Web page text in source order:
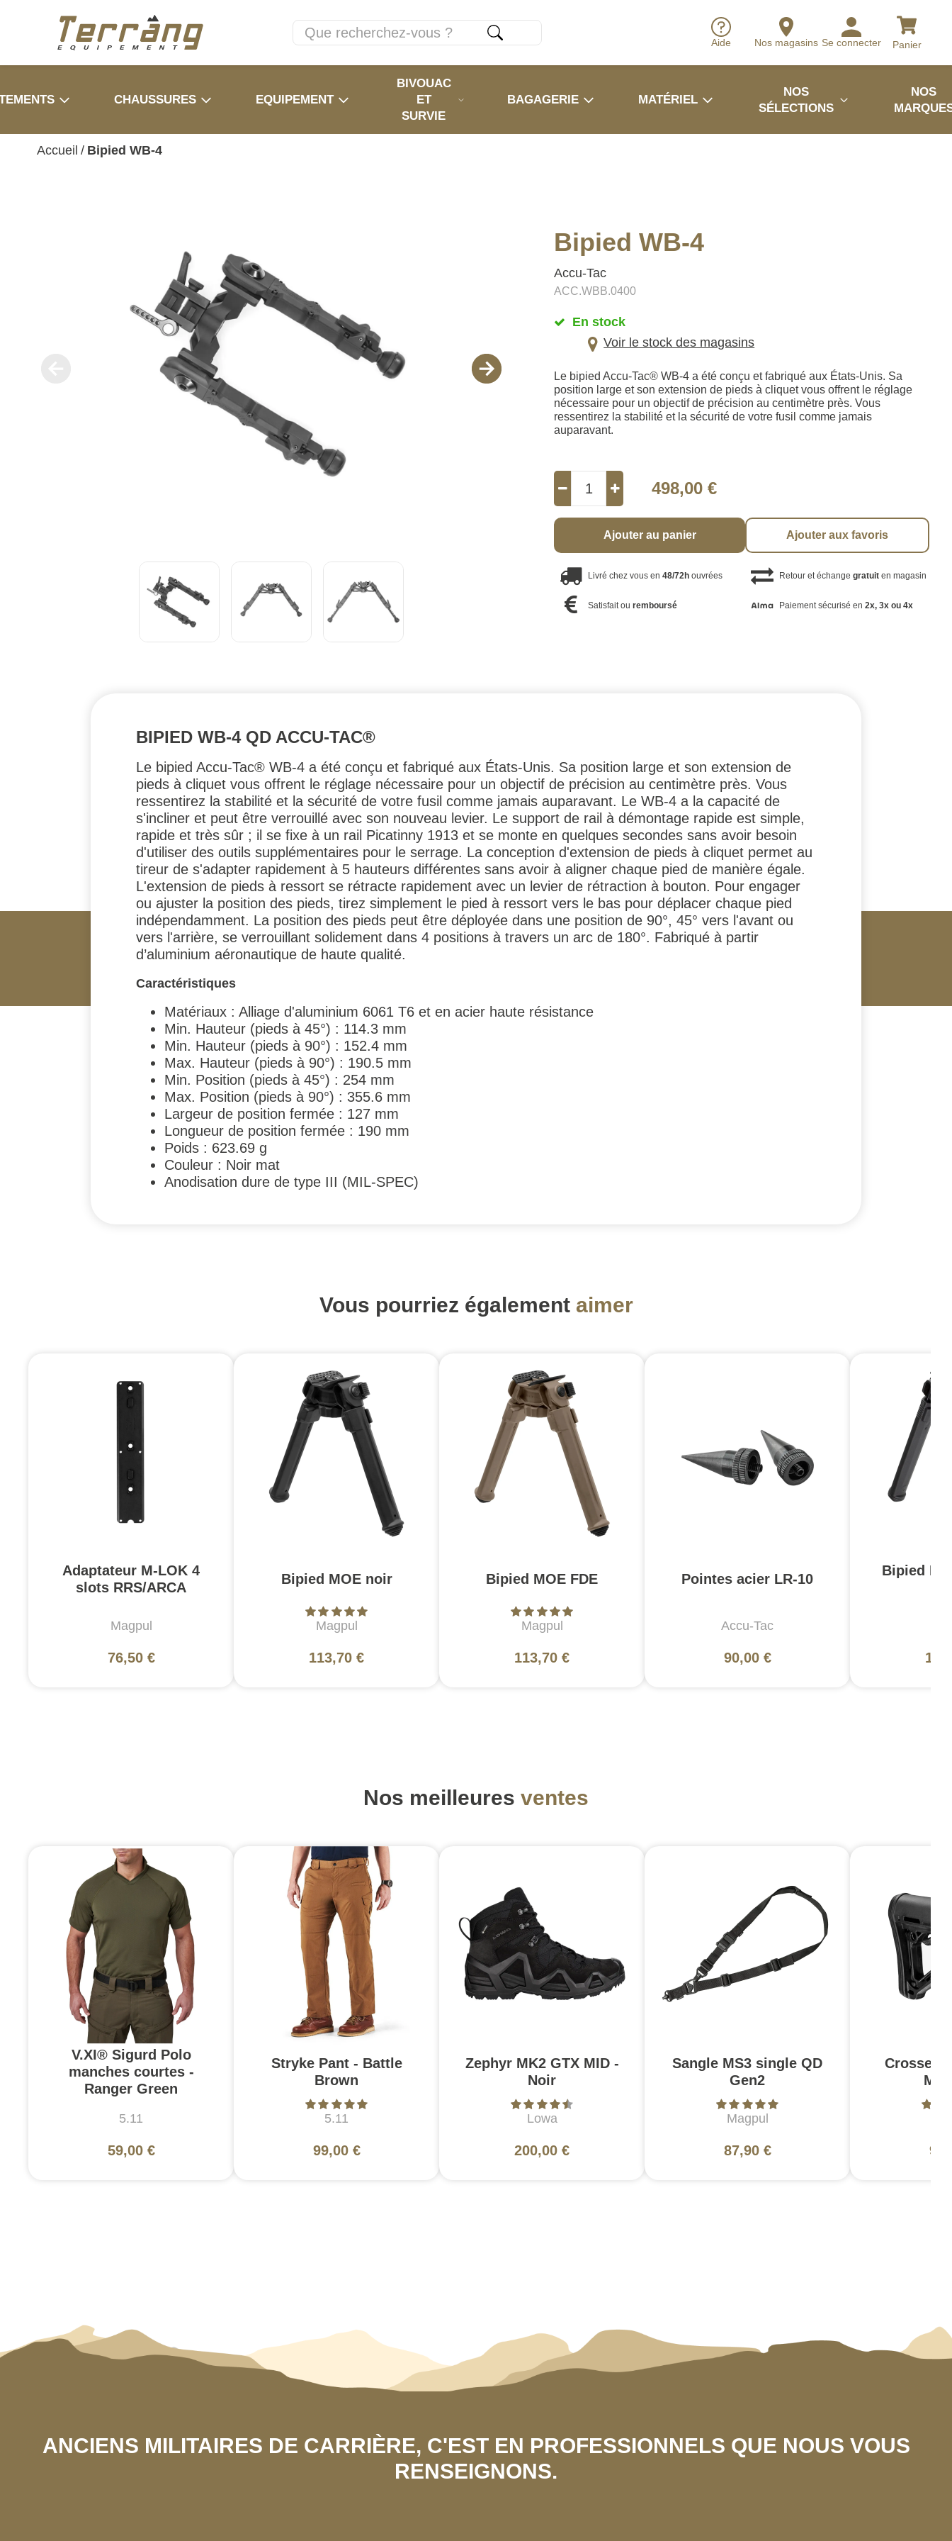
Aide Nos magasins Se connecter Panier
CHAUSSURES EQUIPEMENT
BIVOUAC
ET
SURVIE
BAGAGERIE MATÉRIEL
NOS
SÉLECTIONS
NOS
Accueil / Bipied WB-4
Bipied WB-4
Accu-Tac
ACC.WBB.0400
En stock
Voir le stock des magasins
Le bipied Accu-Tac® WB-4 a été conçu et fabriqué aux États-Unis. Sa
position large et son extension de pieds à cliquet vous offrent le réglage
nécessaire pour un objectif de précision au centimètre près. Vous
ressentirez la stabilité et la sécurité de votre fusil comme jamais
auparavant.
498,00 €
Ajouter au panier Ajouter aux favoris
Livré chez vous en48/72h ouvrées Retour et échange gratuiten magasin
Satisfait ouremboursé Paiement sécurisé en 2x, 3x ou 4x
BIPIED WB-4 QD ACCU-TAC®
Le bipied Accu-Tac® WB-4 a été conçu et fabriqué aux États-Unis. Sa position large et son extension de
pieds à cliquet vous offrent le réglage nécessaire pour un objectif de précision au centimètre près. Vous
ressentirez la stabilité et la sécurité de votre fusil comme jamais auparavant. Le WB-4 a la capacité de
s'incliner et peut être verrouillé avec son nouveau levier. Le support de rail à démontage rapide est simple,
rapide et très sûr ; il se fixe à un rail Picatinny 1913 et se monte en quelques secondes sans avoir besoin
d'utiliser des outils supplémentaires pour le serrage. La conception d'extension de pieds à cliquet permet au
tireur de s'adapter rapidement à 5 hauteurs différentes sans avoir à aligner chaque pied de manière égale.
L'extension de pieds à ressort se rétracte rapidement avec un levier de rétraction à bouton. Pour engager
ou ajuster la position des pieds, tirez simplement le pied à ressort vers le bas pour déplacer chaque pied
indépendamment. La position des pieds peut être déployée dans une position de 90°, 45° vers l'avant ou
vers l'arrière, se verrouillant solidement dans 4 positions à travers un arc de 180°. Fabriqué à partir
d’aluminium aéronautique de haute qualité.
Caractéristiques
Matériaux : Alliage d'aluminium 6061 T6 et en acier haute résistance
Min. Hauteur (pieds à 45°) : 114.3 mm
Min. Hauteur (pieds à 90°) : 152.4 mm
Max. Hauteur (pieds à 90°) : 190.5 mm
Min. Position (pieds à 45°) : 254 mm
Max. Position (pieds à 90°) : 355.6 mm
Largeur de position fermée : 127 mm
Longueur de position fermée : 190 mm
Poids : 623.69 g
Couleur : Noir mat
Anodisation dure de type III (MIL-SPEC)
Vous pourriez également aimer
Adaptateur M-LOK 4
slots RRS/ARCA
Magpul
76,50 €
Bipied MOE noir
Magpul
113,70 €
Bipied MOE FDE
Magpul
113,70 €
Pointes acier LR-10
Accu-Tac
90,00 €
Bipied
Nos meilleures ventes
V.XI® Sigurd Polo
manches courtes -
Ranger Green
5.11
59,00 €
Stryke Pant - Battle
Brown
5.11
99,00 €
Zephyr MK2 GTX MID -
Noir
Lowa
200,00 €
Sangle MS3 single QD
Gen2
Magpul
87,90 €
Crosse
Mil-
ANCIENS MILITAIRES DE CARRIÈRE, C'EST EN PROFESSIONNELS QUE NOUS VOUS
RENSEIGNONS.